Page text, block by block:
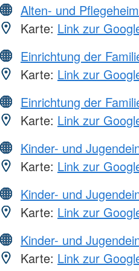
Alten- und
Karte: Link zur
Einrichtung der
Karte: Link zur
Einrichtung der
Karte: Link zur
Kinder- und
Karte: Link zur
Kinder- und
Karte: Link zur
Kinder- und
Karte: Link zur